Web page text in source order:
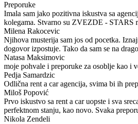
Preporuke
Imala sam jako pozitivna iskustva sa
kolegama. Stvarno su ZVEZDE - STARS
Milena Rakocevic
Njihova musterija sam jos od pocetka.
dogovor izpostuje. Tako da sam se na
Natasa Maksimovic
moje pohvale i preporuke za osoblje kao i
Pedja Samardzic
Odlična rent a car agencija, svima bi ih
Miloš Popović
Prvo iskustvo sa rent a car uopste i sva
perfektnom stanju, kao novo. Svaka
Nikola Zendeli